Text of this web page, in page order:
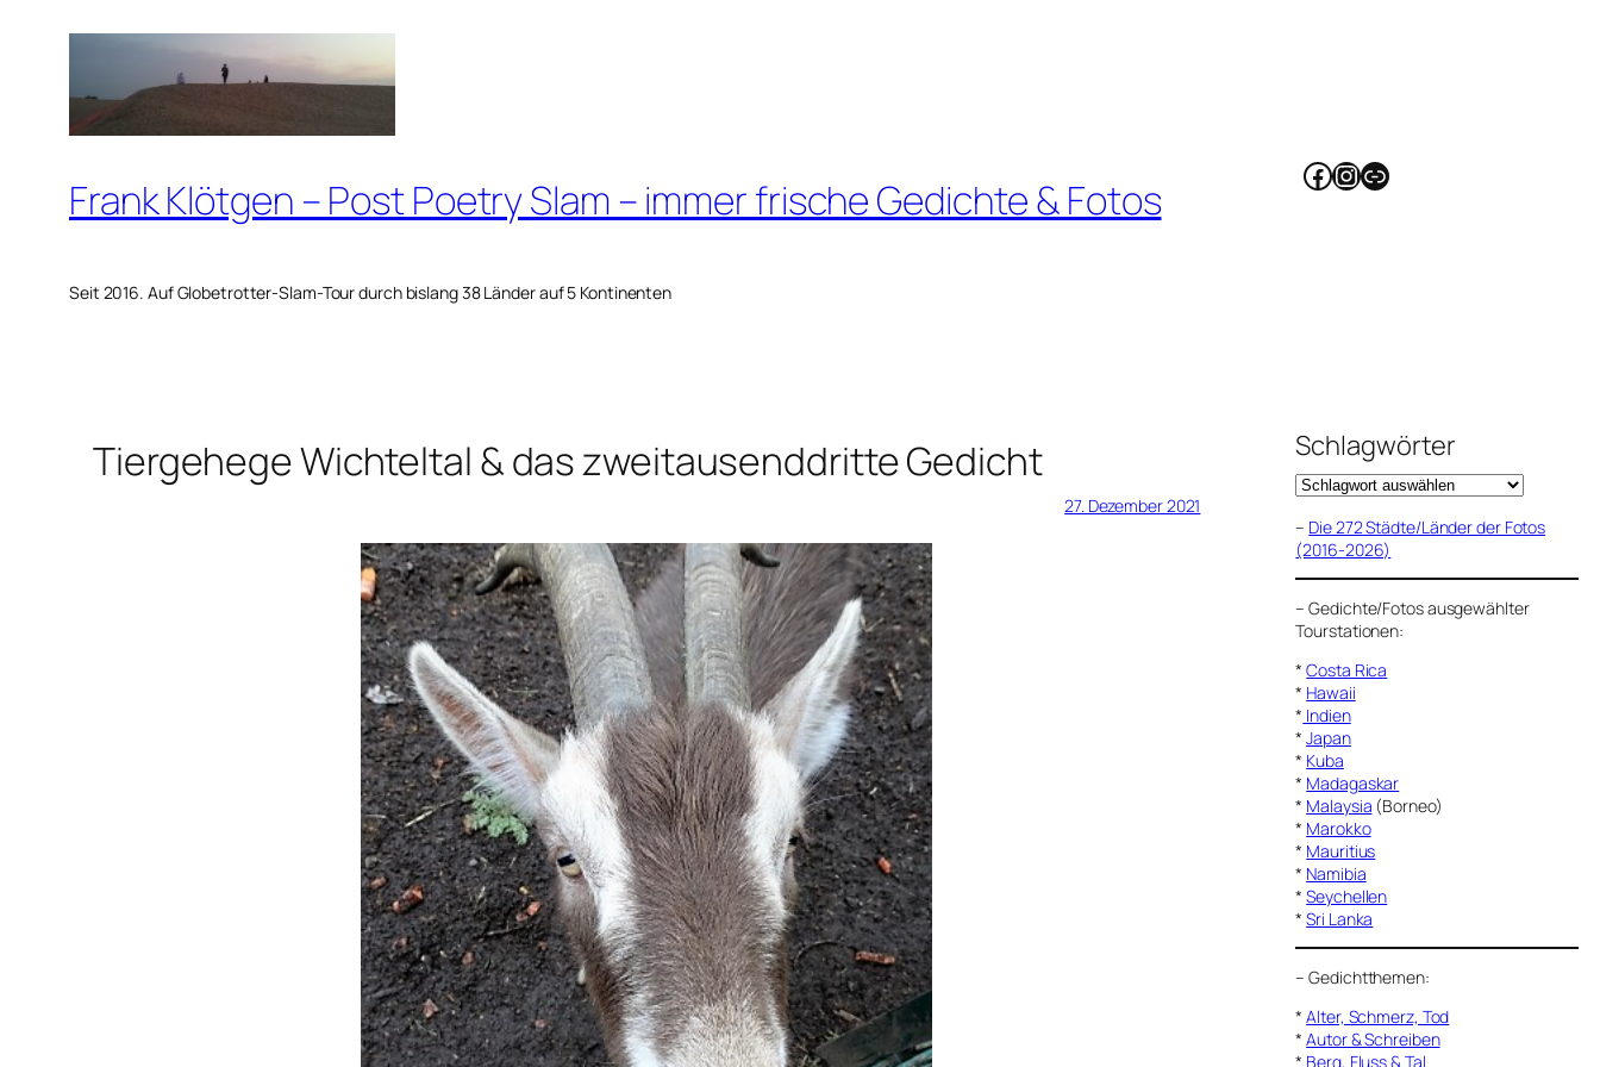
springen
Frank Klötgen – Post Poetry Slam – immer frische Gedichte & Fotos
Seit 2016. Auf Globetrotter-Slam-Tour durch bislang 38 Länder auf 5 Kontinenten
Facebook
Instagram
Link
Tiergehege Wichteltal & das zweitausenddritte Gedicht
27. Dezember 2021
Schlagwörter
– Die 272 Städte/Länder der Fotos
(2016-2026)
–Gedichte/Fotos ausgewählter
Tourstationen:
*Costa Rica
* Hawaii
* Indien
*Japan
* Kuba
* Madagaskar
* Malaysia (Borneo)
* Marokko
* Mauritius
* Namibia
*Seychellen
*Sri Lanka
–Gedichtthemen:
*Alter, Schmerz, Tod
*Autor & Schreiben
* Berg, Fluss & Tal